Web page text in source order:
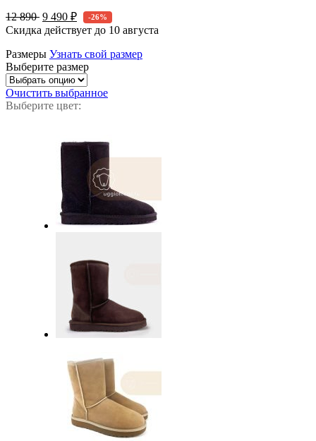
12 890 9 490 ₽ -26%
Скидка действует до 10 августа
Размеры Узнать свой размер
Выберите размер
Очистить выбранное
Выберите цвет: